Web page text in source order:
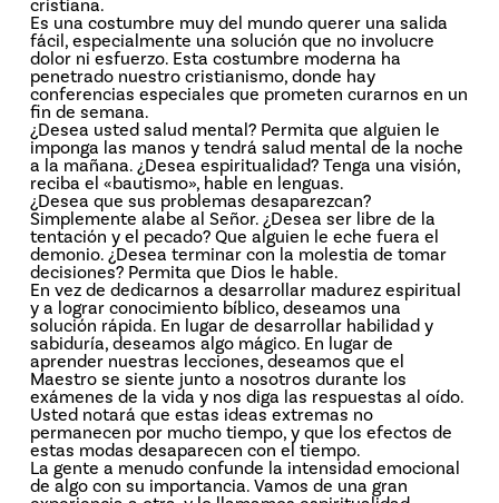
cristiana.
Es una costumbre muy del mundo querer una salida
fácil, especialmente una solución que no involucre
dolor ni esfuerzo. Esta costumbre moderna ha
penetrado nuestro cristianismo, donde hay
conferencias especiales que prometen curarnos en un
fin de semana.
¿Desea usted salud mental? Permita que alguien le
imponga las manos y tendrá salud mental de la noche
a la mañana. ¿Desea espiritualidad? Tenga una visión,
reciba el «bautismo», hable en lenguas.
¿Desea que sus problemas desaparezcan?
Simplemente alabe al Señor. ¿Desea ser libre de la
tentación y el pecado? Que alguien le eche fuera el
demonio. ¿Desea terminar con la molestia de tomar
decisiones? Permita que Dios le hable.
En vez de dedicarnos a desarrollar madurez espiritual
y a lograr conocimiento bíblico, deseamos una
solución rápida. En lugar de desarrollar habilidad y
sabiduría, deseamos algo mágico. En lugar de
aprender nuestras lecciones, deseamos que el
Maestro se siente junto a nosotros durante los
exámenes de la vida y nos diga las respuestas al oído.
Usted notará que estas ideas extremas no
permanecen por mucho tiempo, y que los efectos de
estas modas desaparecen con el tiempo.
La gente a menudo confunde la intensidad emocional
de algo con su importancia. Vamos de una gran